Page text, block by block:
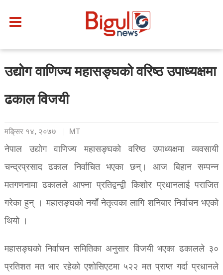
उद्योग वाणिज्य महासङ्घको वरिष्ठ उपाध्यक्षमा
ढकाल विजयी
मङि्सर १४, २०७७ MT
नेपाल उद्योग वाणिज्य महासङ्घको वरिष्ठ उपाध्यक्षमा व्यवसायी
चन्द्रप्रसाद ढकाल निर्वाचित भएका छन्। आज बिहान सम्पन्न
मतगणनामा ढकालले आफ्ना प्रतिद्वन्द्वी किशोर प्रधानलाई पराजित
गरेका हुन् । महासङ्घको नयाँ नेतृत्वका लागि शनिबार निर्वाचन भएको
थियो ।
महासङ्घको निर्वाचन समितिका अनुसार विजयी भएका ढकालले ३०
प्रतिशत मत भार रहेको एशोसिएटमा ५२२ मत प्राप्त गर्दा प्रधानले